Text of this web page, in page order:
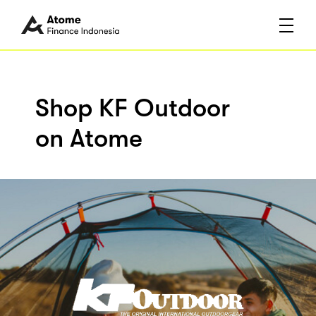
Shop KF Outdoor
on Atome